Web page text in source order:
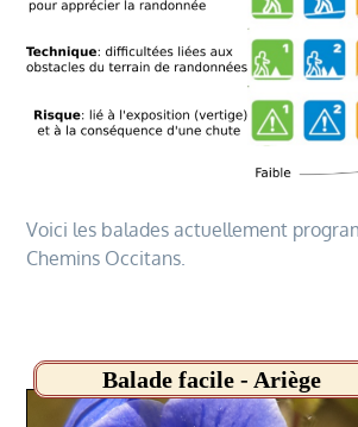
Voici les balades actuellement
Chemins Occitans.
Balade facile - Ariège